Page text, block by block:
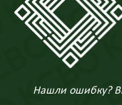
Нашли ошибку?